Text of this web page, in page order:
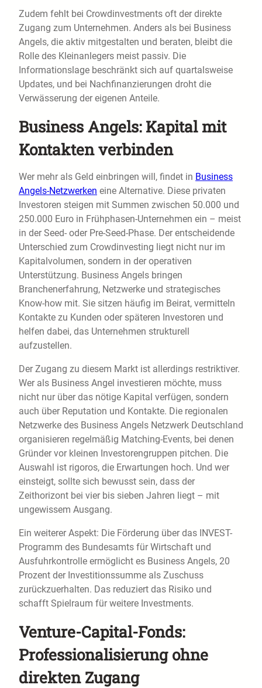
Zudem fehlt bei Crowdinvestments oft der direkte
Zugang zum Unternehmen. Anders als bei Business
Angels, die aktiv mitgestalten und beraten, bleibt die
Rolle des Kleinanlegers meist passiv. Die
Informationslage beschränkt sich auf quartalsweise
Updates, und bei Nachfinanzierungen droht die
Verwässerung der eigenen Anteile.
Business Angels: Kapital mit
Kontakten verbinden
Wer mehr als Geld einbringen will, findet in Business
Angels-Netzwerken eine Alternative. Diese privaten
Investoren steigen mit Summen zwischen 50.000 und
250.000 Euro in Frühphasen-Unternehmen ein – meist
in der Seed- oder Pre-Seed-Phase. Der entscheidende
Unterschied zum Crowdinvesting liegt nicht nur im
Kapitalvolumen, sondern in der operativen
Unterstützung. Business Angels bringen
Branchenerfahrung, Netzwerke und strategisches
Know-how mit. Sie sitzen häufig im Beirat, vermitteln
Kontakte zu Kunden oder späteren Investoren und
helfen dabei, das Unternehmen strukturell
aufzustellen.
Der Zugang zu diesem Markt ist allerdings restriktiver.
Wer als Business Angel investieren möchte, muss
nicht nur über das nötige Kapital verfügen, sondern
auch über Reputation und Kontakte. Die regionalen
Netzwerke des Business Angels Netzwerk Deutschland
organisieren regelmäßig Matching-Events, bei denen
Gründer vor kleinen Investorengruppen pitchen. Die
Auswahl ist rigoros, die Erwartungen hoch. Und wer
einsteigt, sollte sich bewusst sein, dass der
Zeithorizont bei vier bis sieben Jahren liegt – mit
ungewissem Ausgang.
Ein weiterer Aspekt: Die Förderung über das INVEST-
Programm des Bundesamts für Wirtschaft und
Ausfuhrkontrolle ermöglicht es Business Angels, 20
Prozent der Investitionssumme als Zuschuss
zurückzuerhalten. Das reduziert das Risiko und
schafft Spielraum für weitere Investments.
Venture-Capital-Fonds:
Professionalisierung ohne
direkten Zugang